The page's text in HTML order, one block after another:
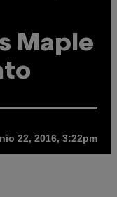
Maple
22, 2016, 3:22pm